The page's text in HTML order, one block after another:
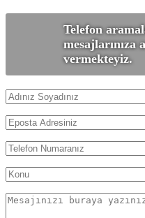
Telefon
mesajlarınıza
vermekteyiz.